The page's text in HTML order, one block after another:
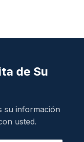
de Su
su información
usted.